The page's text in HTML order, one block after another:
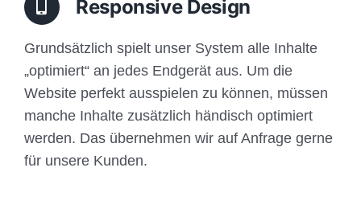
Responsive Design
Grundsätzlich spielt unser System alle Inhalte
„optimiert“ an jedes Endgerät aus. Um die
Website perfekt ausspielen zu können, müssen
manche Inhalte zusätzlich händisch optimiert
werden. Das übernehmen wir auf Anfrage gerne
für unsere Kunden.